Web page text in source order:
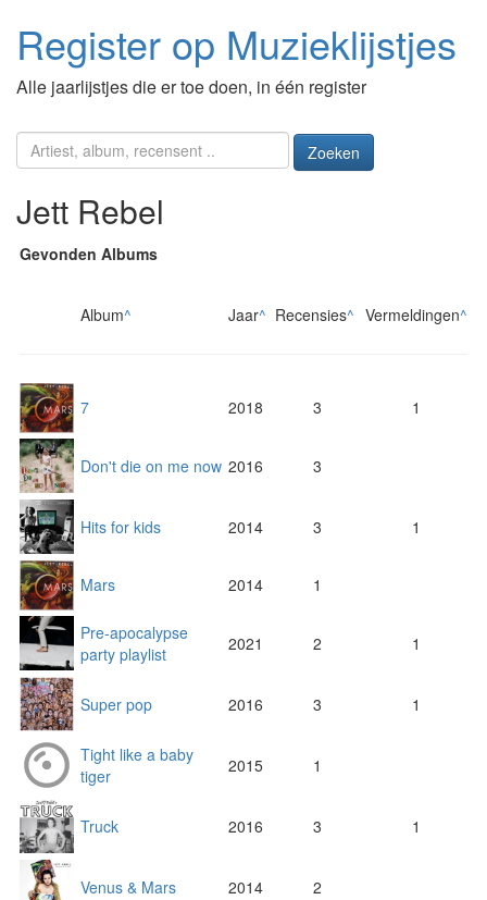
Register op Muzieklijstjes
Alle jaarlijstjes die er toe doen, in één register
Zoeken
Jett Rebel
Gevonden Albums
Album^ Jaar^ Recensies^ Vermeldingen^
7 2018 3 1
Don't die on me now 2016 3
Hits for kids 2014 3 1
Mars 2014 1
Pre-apocalypse
party playlist
2021 2 1
Super pop 2016 3 1
Tight like a baby
tiger
2015 1
Truck 2016 3 1
Venus & Mars 2014 2